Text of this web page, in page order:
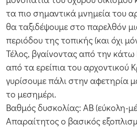
τα πιο σημαντικά μνημεία του
θα ταξιδέψουμε στο παρελθόν
περιόδου της τοπικής (και όχι
Τέλος, βγαίνοντας από την
από τα ερείπια του αρχοντικού
γυρίσουμε πάλι στην αφετηρία
το μεσημέρι.
Βαθμός δυσκολίας: ΑΒ (εύκολη-
Απαραίτητος ο βασικός